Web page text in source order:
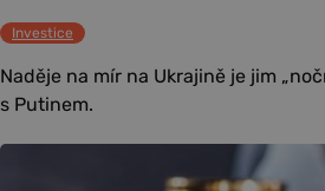
Investice
Naděje na mír na Ukrajině je jim
s Putinem.